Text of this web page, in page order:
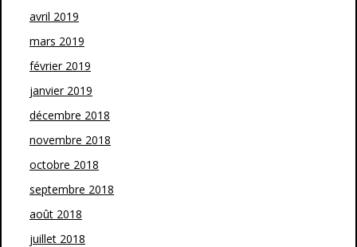
avril 2019
mars 2019
février 2019
janvier 2019
décembre 2018
novembre 2018
octobre 2018
septembre 2018
août 2018
juillet 2018